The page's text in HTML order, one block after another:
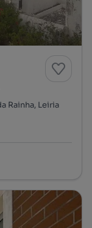
Rainha, Leiria